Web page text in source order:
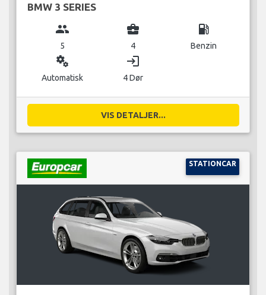
BMW 3 SERIES
group
5
business_center
4
local_gas_station
Benzin
miscellaneous_services
Automatisk
login
4 Dør
VIS DETALJER...
STATIONCAR